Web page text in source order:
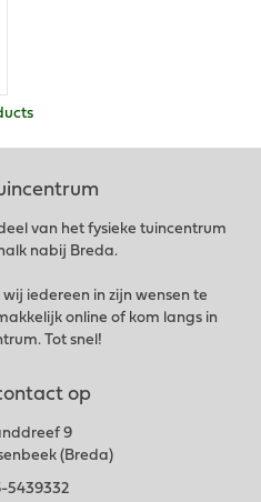
van het fysieke tuincentrum
nabij Breda.
iedereen in zijn wensen te
online of kom langs in
Tot snel!
op
9
(Breda)
5439332